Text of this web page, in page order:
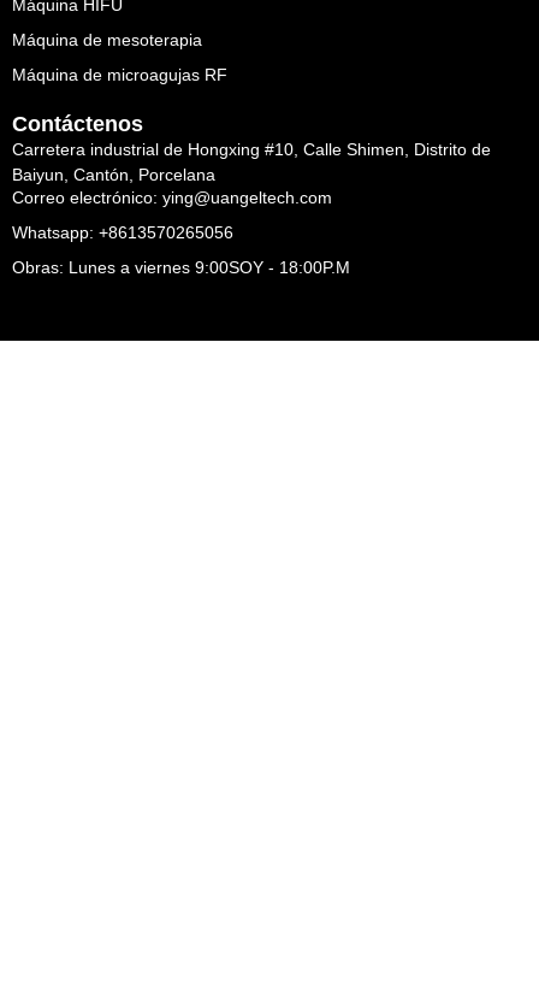
Máquina HIFU
Máquina de mesoterapia
Máquina de microagujas RF
Contáctenos
Carretera industrial de Hongxing #10, Calle Shimen, Distrito de
Baiyun, Cantón, Porcelana
Correo electrónico: ying@uangeltech.com
Whatsapp: +8613570265056
Obras: Lunes a viernes 9:00SOY - 18:00P.M